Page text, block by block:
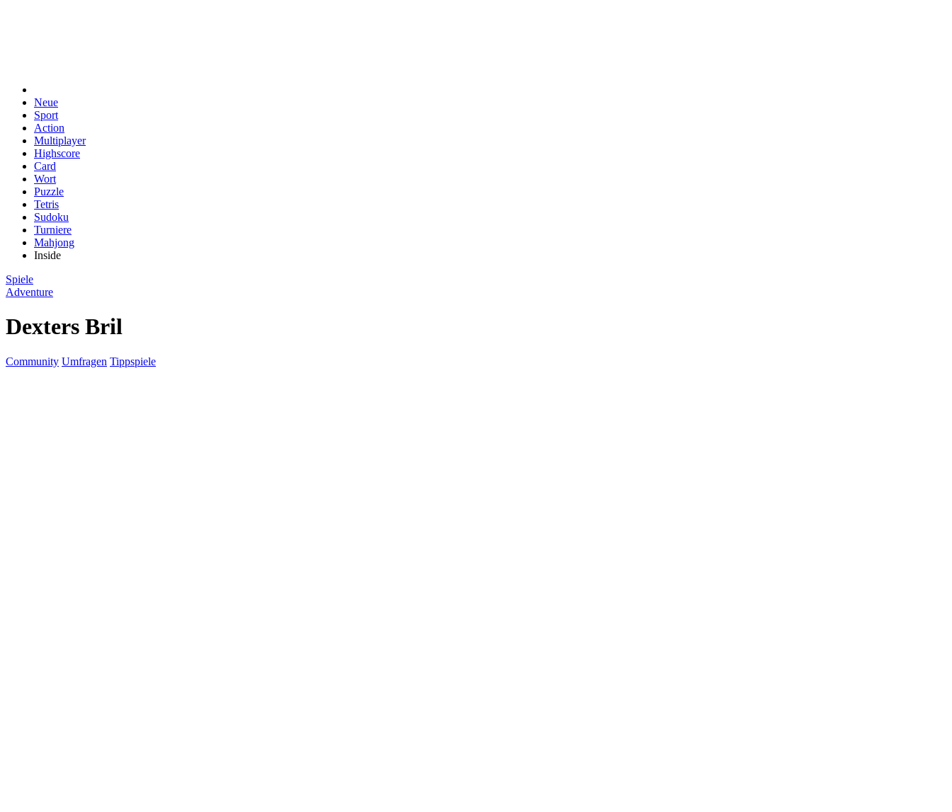
Neue
Sport
Action
Multiplayer
Highscore
Card
Wort
Puzzle
Tetris
Sudoku
Turniere
Mahjong
Inside
Spiele
Adventure
Dexters Bril
Community Umfragen Tippspiele